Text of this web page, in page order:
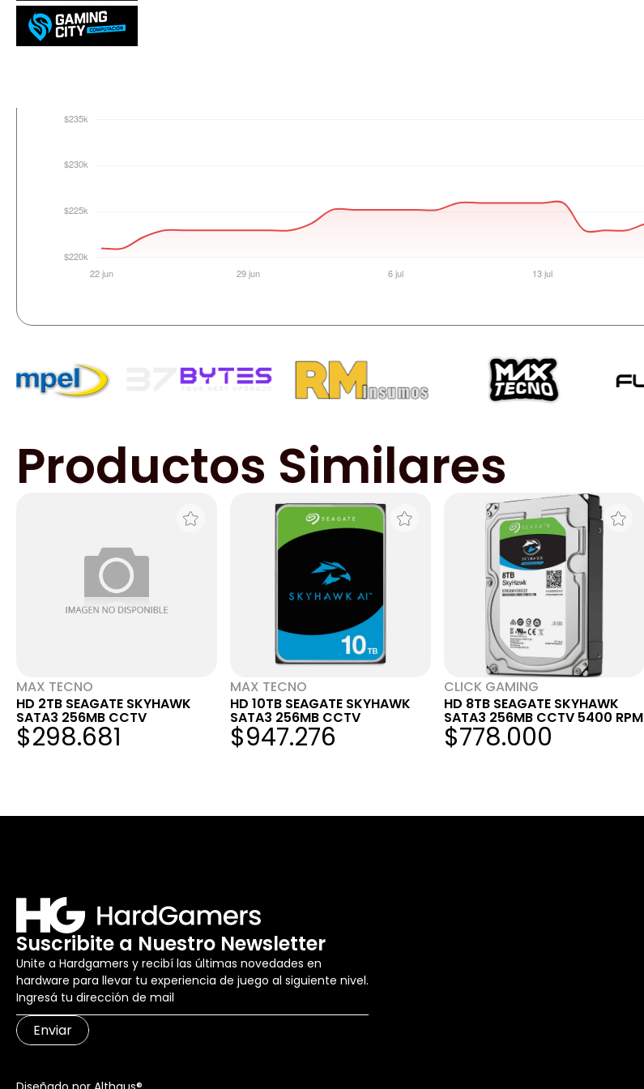
Productos Similares
MAX TECNO
HD 2TB SEAGATE SKYHAWK
SATA3 256MB CCTV
$298.681
MAX TECNO
HD 10TB SEAGATE SKYHAWK
SATA3 256MB CCTV
$947.276
CLICK GAMING
HD 8TB SEAGATE SKYHAWK
SATA3 256MB CCTV 5400 RPM
$778.000
Suscribite a Nuestro Newsletter
Unite a Hardgamers y recibí las últimas novedades en
hardware para llevar tu experiencia de juego al siguiente nivel.
Enviar